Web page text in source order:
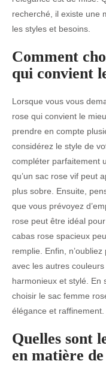
recherché, il existe une
les styles et besoins.
Comment
qui convient
Lorsque vous vous
rose qui convient le
prendre en compte
considérez le style de
compléter parfaitement
qu’un sac rose vif peut
plus sobre. Ensuite,
que vous prévoyez
rose peut être idéal
cabas rose spacieux
remplie. Enfin,
avec les autres
harmonieux et stylé. En
choisir le sac femme
élégance et raffinement.
Quelles sont
en matière